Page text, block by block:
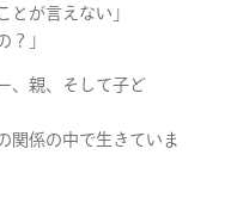
とが言えない」
」
、親、そして子ど
関係の中で生きていま